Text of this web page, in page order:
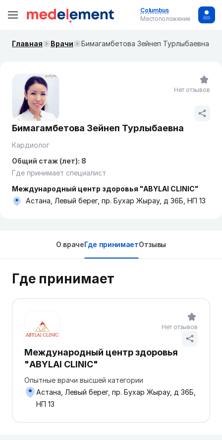
Columbus
Местоположение
Главная Врачи Бимагамбетова Зейнеп Турлыбаевна
Бимагамбетова Зейнеп Турлыбаевна
Кардиолог
Общий стаж (лет): 8
Где принимает специалист
Международный центр здоровья "ABYLAI CLINIC"
Астана, Левый берег, пр. Бухар Жырау, д 36Б, НП 13
Нет отзывов
О врачеГде принимаетОтзывы
Где принимает
Международный центр здоровья
"ABYLAI CLINIC"
Опытные врачи высшей категории
Астана, Левый берег, пр. Бухар Жырау, д 36Б,
НП 13
Нет отзывов